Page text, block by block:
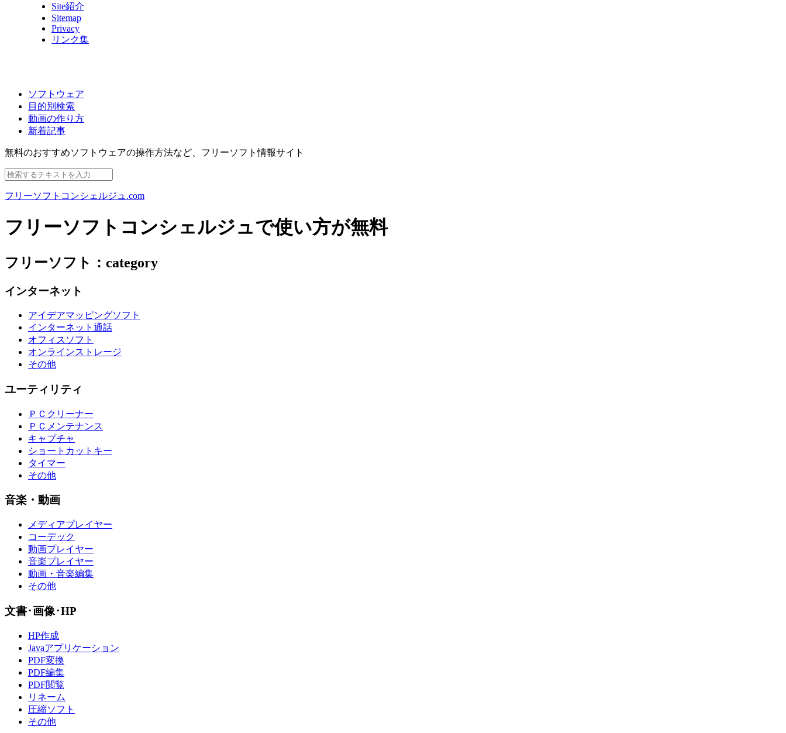
Site紹介
Sitemap
Privacy
リンク集
ソフトウェア
目的別検索
動画の作り方
新着記事
無料のおすすめソフトウェアの操作方法など、 フリーソフト情報サイト
フリーソフトコンシェルジュ.com
フリーソフトコンシェルジュで使い方が無料
フリーソフト：category
インターネット
アイデアマッピングソフト
インターネット通話
オフィスソフト
オンラインストレージ
その他
ユーティリティ
ＰＣクリーナー
ＰＣメンテナンス
キャプチャ
ショートカットキー
タイマー
その他
音楽・動画
メディアプレイヤー
コーデック
動画プレイヤー
音楽プレイヤー
動画・音楽編集
その他
文書･画像･HP
HP作成
Javaアプリケーション
PDF変換
PDF編集
PDF閲覧
リネーム
圧縮ソフト
その他